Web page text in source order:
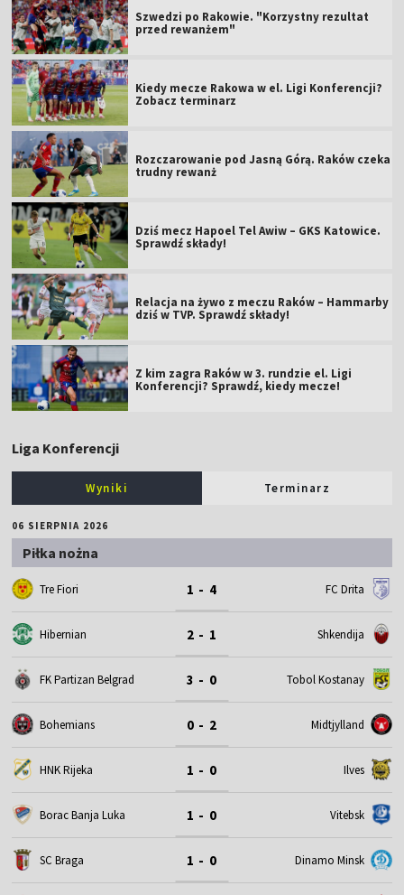
Szwedzi po Rakowie. "Korzystny rezultat
przed rewanżem"
Kiedy mecze Rakowa w el. Ligi Konferencji?
Zobacz terminarz
Rozczarowanie pod Jasną Górą. Raków czeka
trudny rewanż
Dziś mecz Hapoel Tel Awiw – GKS Katowice.
Sprawdź składy!
Relacja na żywo z meczu Raków – Hammarby
dziś w TVP. Sprawdź składy!
Z kim zagra Raków w 3. rundzie el. Ligi
Konferencji? Sprawdź, kiedy mecze!
Liga Konferencji
Wyniki Terminarz
06 SIERPNIA 2026
Piłka nożna
Tre Fiori 1 - 4 FC Drita
Hibernian 2 - 1 Shkendija
FK Partizan Belgrad 3 - 0 Tobol Kostanay
Bohemians 0 - 2 Midtjylland
HNK Rijeka 1 - 0 Ilves
Borac Banja Luka 1 - 0 Vitebsk
SC Braga 1 - 0 Dinamo Minsk